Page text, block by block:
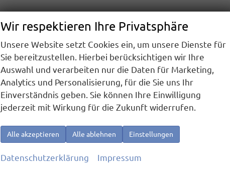
Wir respektieren Ihre Privatsphäre
Unsere Website setzt Cookies ein, um unsere Dienste für
Sie bereitzustellen. Hierbei berücksichtigen wir Ihre
Auswahl und verarbeiten nur die Daten für Marketing,
Analytics und Personalisierung, für die Sie uns Ihr
Einverständnis geben. Sie können Ihre Einwilligung
jederzeit mit Wirkung für die Zukunft widerrufen.
Alle akzeptieren Alle ablehnen Einstellungen
Datenschutzerklärung Impressum